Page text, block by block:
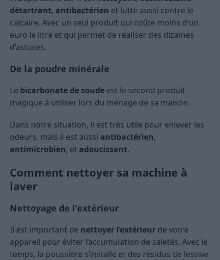
détartrant, antibactérien et lutte aussi contre le
calcaire. Avec un seul produit qui coûte moins d’un
euro le litre et qui permet de réaliser des dizaines
d’astuces.
De la poudre minérale
Le bicarbonate de soude est le second produit
magique à utiliser lors du ménage de sa maison.
Dans notre situation, il est très utile pour enlever les
odeurs, mais il est aussi antibactérien,
antimicrobien, et adoucissant.
Comment nettoyer sa machine à
laver
Nettoyage de l’extérieur
Il est important de nettoyer l’extérieur de votre
appareil pour éviter l’accumulation de saletés. Avec le
temps, la poussière s’installe et des résidus de lessive